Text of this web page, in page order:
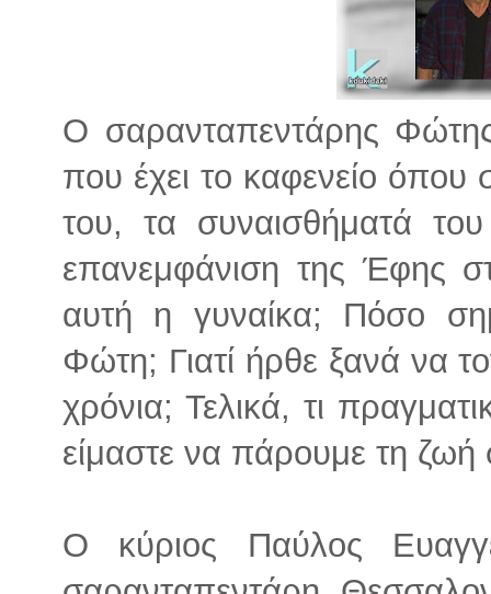
Ο σαρανταπεντάρης
που έχει το καφενείο όπου
του, τα συναισθήματά
επανεμφάνιση της Έφης
αυτή η γυναίκα; Πόσο
Φώτη; Γιατί ήρθε ξανά να
χρόνια; Τελικά, τι
είμαστε να πάρουμε τη ζωή
Ο κύριος Παύλος